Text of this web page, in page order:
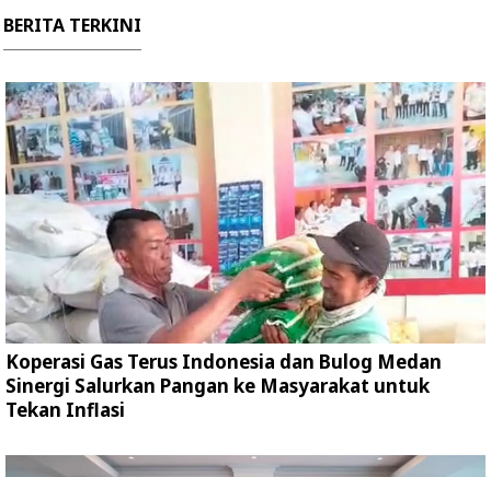
BERITA TERKINI
Koperasi Gas Terus Indonesia dan Bulog Medan
Sinergi Salurkan Pangan ke Masyarakat untuk
Tekan Inflasi